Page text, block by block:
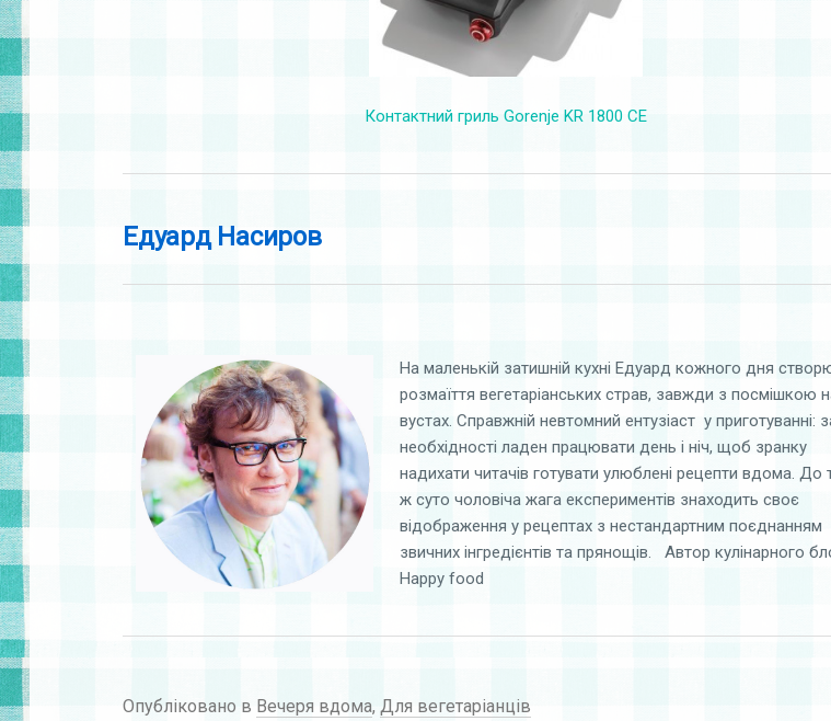
Контактний гриль Gorenje KR 1800 CE
Едуард Насиров
На маленькій затишній кухні Едуард кожного дня
розмаїття вегетаріанських страв, завжди з посмішкою
вустах. Справжній невтомний ентузіаст у приготуванні:
необхідності ладен працювати день і ніч, щоб зранку
надихати читачів готувати улюблені рецепти вдома. До
ж суто чоловіча жага експериментів знаходить своє
відображення у рецептах з нестандартним поєднанням
звичних інгредієнтів та прянощів. Автор кулінарного
Happy food
Опубліковано в Вечеря вдома, Для вегетаріанців